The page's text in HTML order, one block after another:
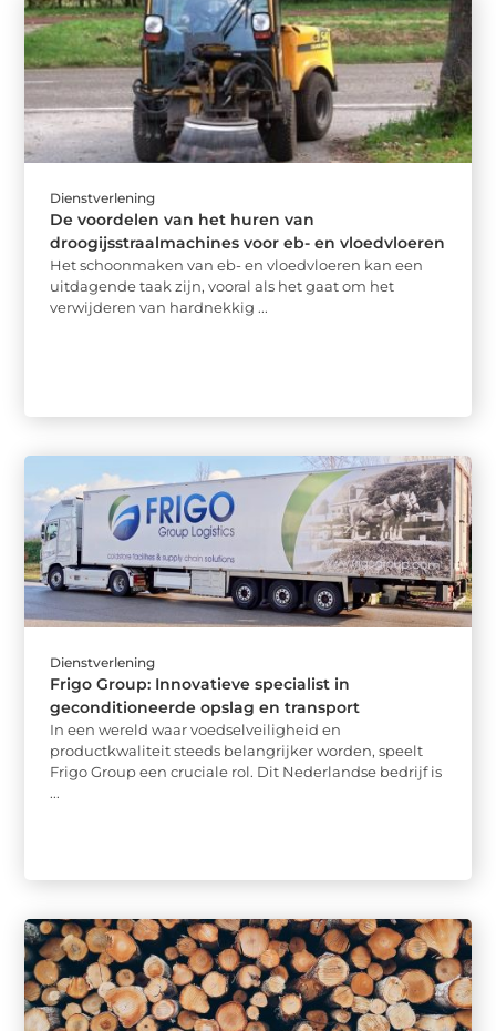
Dienstverlening
De voordelen van het huren van
droogijsstraalmachines voor eb- en vloedvloeren
Het schoonmaken van eb- en vloedvloeren kan een
uitdagende taak zijn, vooral als het gaat om het
verwijderen van hardnekkig ...
Dienstverlening
Frigo Group: Innovatieve specialist in
geconditioneerde opslag en transport
In een wereld waar voedselveiligheid en
productkwaliteit steeds belangrijker worden, speelt
Frigo Group een cruciale rol. Dit Nederlandse bedrijf is
...